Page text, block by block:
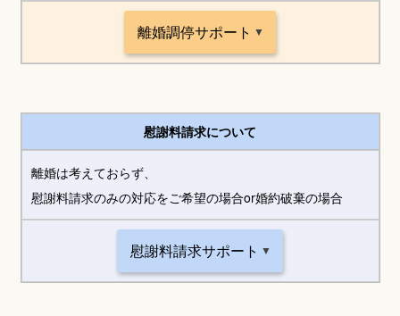
離婚調停サポート
慰謝料請求について
離婚は考えておらず、
慰謝料請求のみの対応をご希望の場合or婚約破棄の場合
慰謝料請求サポート